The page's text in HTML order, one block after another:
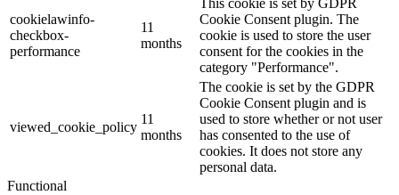
cookielawinfo-
checkbox-
performance
11
months
This cookie is set by GDPR
Cookie Consent plugin. The
cookie is used to store the user
consent for the cookies in the
category "Performance".
viewed_cookie_policy
11
months
The cookie is set by the GDPR
Cookie Consent plugin and is
used to store whether or not user
has consented to the use of
cookies. It does not store any
personal data.
Functional